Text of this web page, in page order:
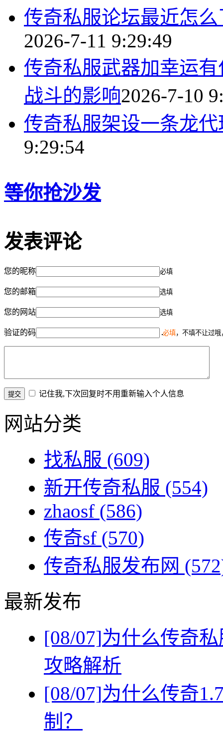
传奇私服论坛最近怎
2026-7-11 9:29:49
传奇私服武器加幸运
战斗的影响2026-7-10
传奇私服架设一条龙
9:29:54
等你抢沙发
发表评论
您的昵称 必填
您的邮箱 选填
您的网站 选填
验证的码 必填，不填不让过
记住我,下次回复时不用重新输入个人信息
网站分类
找私服 (609)
新开传奇私服 (554)
zhaosf (586)
传奇sf (570)
传奇私服发布网
最新发布
[08/07]为什么传奇
攻略解析
[08/07]为什么传奇
制？